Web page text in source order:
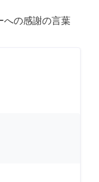
への感謝の言葉